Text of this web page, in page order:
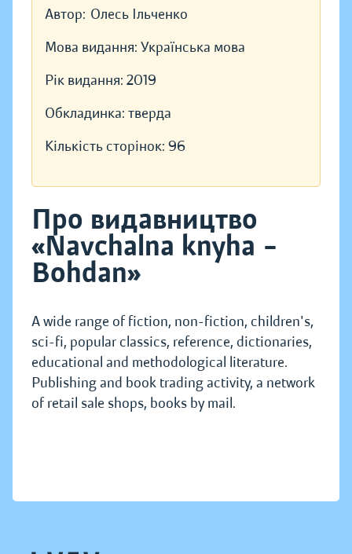
Автор: Олесь Ільченко
Мова видання: Українська мова
Рік видання: 2019
Обкладинка: тверда
Кількість сторінок: 96
Про видавництво
«Navchalna knyha –
Bohdan»
A wide range of fiction, non-fiction, children's,
sci-fi, popular classics, reference, dictionaries,
educational and methodological literature.
Publishing and book trading activity, a network
of retail sale shops, books by mail.